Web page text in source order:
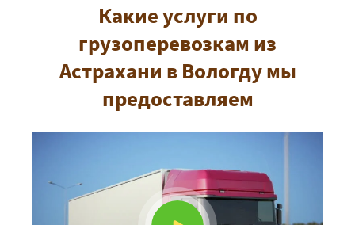
Какие услуги по
грузоперевозкам из
Астрахани в Вологду мы
предоставляем